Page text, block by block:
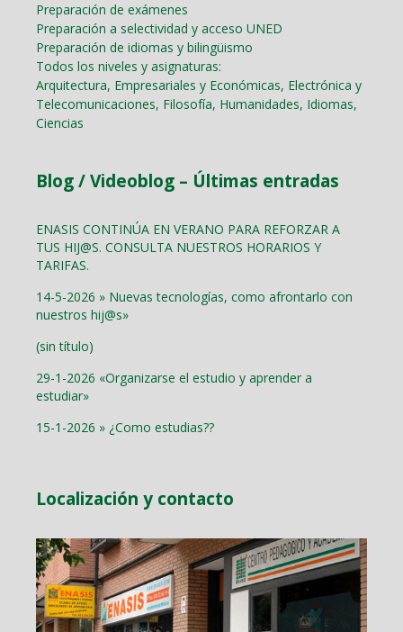
Preparación de exámenes
Preparación a selectividad y acceso UNED
Preparación de idiomas y bilingüismo
Todos los niveles y asignaturas:
Arquitectura, Empresariales y Económicas, Electrónica y
Telecomunicaciones, Filosofía, Humanidades, Idiomas,
Ciencias
Blog / Videoblog – Últimas entradas
ENASIS CONTINÚA EN VERANO PARA REFORZAR A
TUS HIJ@S. CONSULTA NUESTROS HORARIOS Y
TARIFAS.
14-5-2026 » Nuevas tecnologías, como afrontarlo con
nuestros hij@s»
(sin título)
29-1-2026 «Organizarse el estudio y aprender a
estudiar»
15-1-2026 » ¿Como estudias??
Localización y contacto